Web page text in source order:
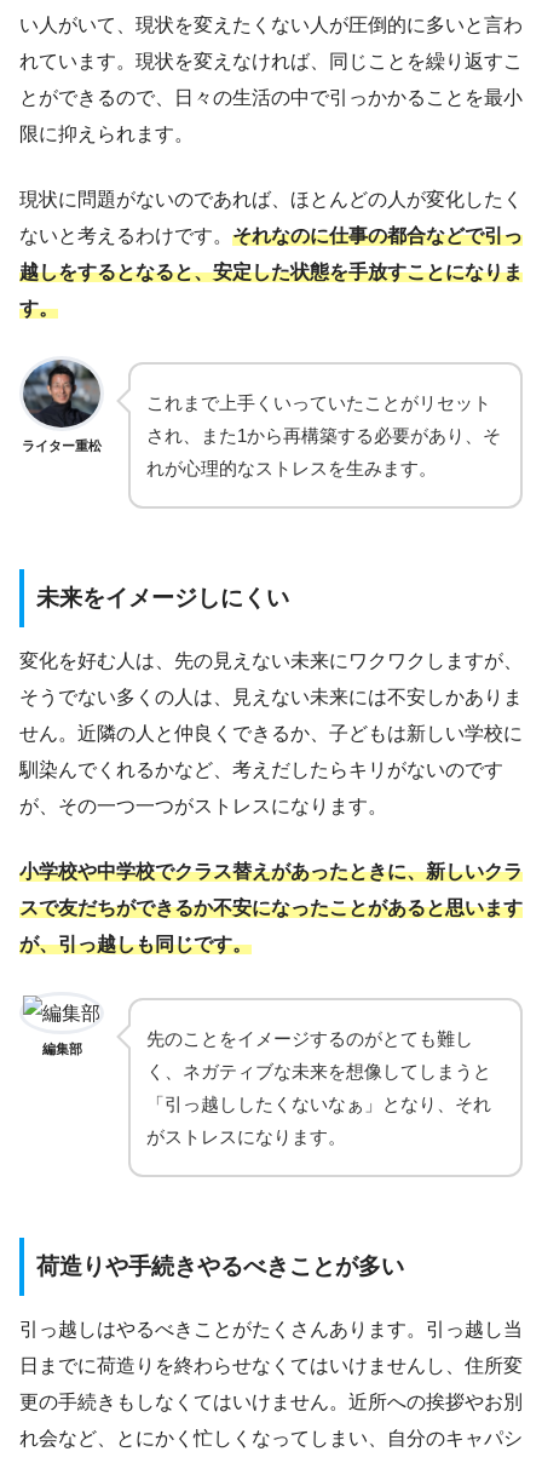
い人がいて、現状を変えたくない人が圧倒的に多いと言わ
れています。現状を変えなければ、同じことを繰り返すこ
とができるので、日々の生活の中で引っかかることを最小
限に抑えられます。
現状に問題がないのであれば、ほとんどの人が変化したく
ないと考えるわけです。 それなのに仕事の都合などで引っ
越しをするとなると、安定した状態を手放すことになりま
す。
ライター重松
これまで上手くいっていたことがリセット
され、また1から再構築する必要があり、そ
れが心理的なストレスを生みます。
未来をイメージしにくい
変化を好む人は、先の見えない未来にワクワクしますが、
そうでない多くの人は、見えない未来には不安しかありま
せん。近隣の人と仲良くできるか、子どもは新しい学校に
馴染んでくれるかなど、考えだしたらキリがないのです
が、その一つ一つがストレスになります。
小学校や中学校でクラス替えがあったときに、新しいクラ
スで友だちができるか不安になったことがあると思います
が、引っ越しも同じです。
編集部
先のことをイメージするのがとても難し
く、ネガティブな未来を想像してしまうと
「引っ越ししたくないなぁ」となり、それ
がストレスになります。
荷造りや手続きやるべきことが多い
引っ越しはやるべきことがたくさんあります。引っ越し当
日までに荷造りを終わらせなくてはいけませんし、住所変
更の手続きもしなくてはいけません。近所への挨拶やお別
れ会など、とにかく忙しくなってしまい、自分のキャパシ